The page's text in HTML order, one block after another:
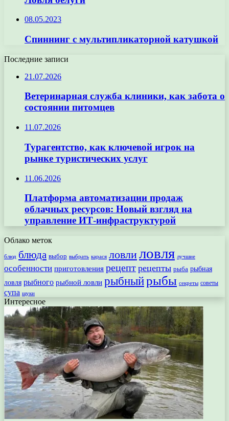
08.05.2023
Спиннинг с мультипликаторной катушкой
Последние записи
21.07.2026
Ветеринарная служба клиники, как забота о
состоянии питомцев
11.07.2026
Турагентство, как ключевой игрок на
рынке туристических услуг
11.06.2026
Платформа автоматизации продаж
облачных ресурсов: Новый взгляд на
управление ИТ-инфраструктурой
Облако меток
блюд блюда выбор выбрать карася ловлиловля лучшие
особенности приготовления рецепт рецепты рыба рыбная
ловля рыбного рыбной ловли рыбныйрыбы секреты советы
супа щуки
Интересное